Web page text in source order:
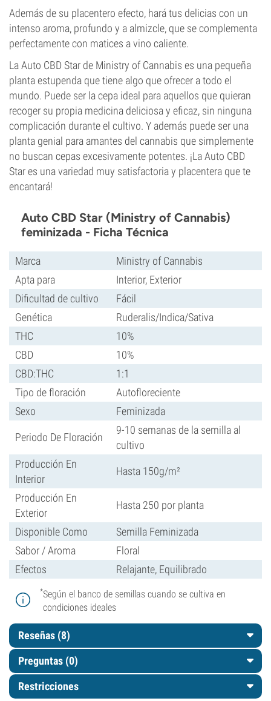
Además de su placentero efecto, hará tus delicias con un
intenso aroma, profundo y a almizcle, que se complementa
perfectamente con matices a vino caliente.
La Auto CBD Star de Ministry of Cannabis es una pequeña
planta estupenda que tiene algo que ofrecer a todo el
mundo. Puede ser la cepa ideal para aquellos que quieran
recoger su propia medicina deliciosa y eficaz, sin ninguna
complicación durante el cultivo. Y además puede ser una
planta genial para amantes del cannabis que simplemente
no buscan cepas excesivamente potentes. ¡La Auto CBD
Star es una variedad muy satisfactoria y placentera que te
encantará!
Auto CBD Star (Ministry of Cannabis)
feminizada - Ficha Técnica
Marca
Ministry of Cannabis
Apta para
Interior, Exterior
Dificultad de cultivo
Fácil
Genética
Ruderalis/Indica/Sativa
THC
10%
CBD
10%
CBD:THC
1:1
Tipo de floración
Autofloreciente
Sexo
Feminizada
Periodo De Floración
9-10 semanas de la semilla al
cultivo
Producción En
Interior
Hasta 150g/m²
Producción En
Exterior
Hasta 250 por planta
Disponible Como
Semilla Feminizada
Sabor / Aroma
Floral
Efectos
Relajante, Equilibrado
*Según el banco de semillas cuando se cultiva en
condiciones ideales
Reseñas (8)
Preguntas (0)
Restricciones